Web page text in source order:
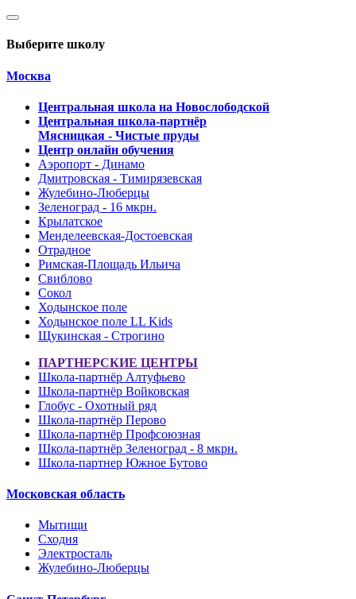
Выберите школу
Москва
Центральная школа на Новослободской
Центральная школа-партнёр
Мясницкая - Чистые пруды
Центр онлайн обучения
Аэропорт - Динамо
Дмитровская - Тимирязевская
Жулебино-Люберцы
Зеленоград - 16 мкрн.
Крылатское
Менделеевская-Достоевская
Отрадное
Римская-Площадь Ильича
Свиблово
Сокол
Ходынское поле
Ходынское поле LL Kids
Щукинская - Строгино
ПАРТНЕРСКИЕ ЦЕНТРЫ
Школа-партнёр Алтуфьево
Школа-партнёр Войковская
Глобус - Охотный ряд
Школа-партнёр Перово
Школа-партнёр Профсоюзная
Школа-партнёр Зеленоград - 8 мкрн.
Школа-партнер Южное Бутово
Московская область
Мытищи
Сходня
Электросталь
Жулебино-Люберцы